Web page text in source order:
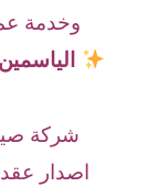
وخدمة
شركة
اصدار